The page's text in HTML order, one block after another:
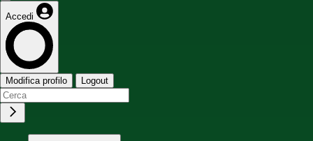
Accedi
Modifica profilo Logout